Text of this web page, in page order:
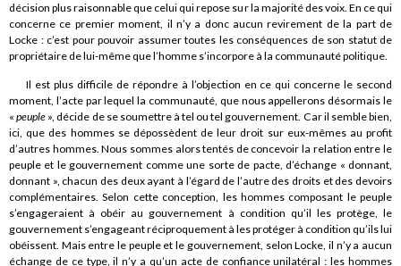
décision plus raisonnable que celui qui repose sur la majorité des voix. En ce qui
concerne ce premier moment, il n’y a donc aucun revirement de la part de
Locke : c’est pour pouvoir assumer toutes les conséquences de son statut de
propriétaire de lui-même que l’homme s’incorpore à la communauté politique.
Il est plus difficile de répondre à l’objection en ce qui concerne le second
moment, l’acte par lequel la communauté, que nous appellerons désormais le
«peuple », décide de se soumettre à tel ou tel gouvernement. Car il semble bien,
ici, que des hommes se dépossèdent de leur droit sur eux-mêmes au profit
d’autres hommes. Nous sommes alors tentés de concevoir la relation entre le
peuple et le gouvernement comme une sorte de pacte, d’échange « donnant,
donnant », chacun des deux ayant à l’égard de l’autre des droits et des devoirs
complémentaires. Selon cette conception, les hommes composant le peuple
s’engageraient à obéir au gouvernement à condition qu’il les protège, le
gouvernement s’engageant réciproquement à les protéger à condition qu’ils lui
obéissent. Mais entre le peuple et le gouvernement, selon Locke, il n’y a aucun
échange de ce type, il n’y a qu’un acte de confiance unilatéral : les hommes